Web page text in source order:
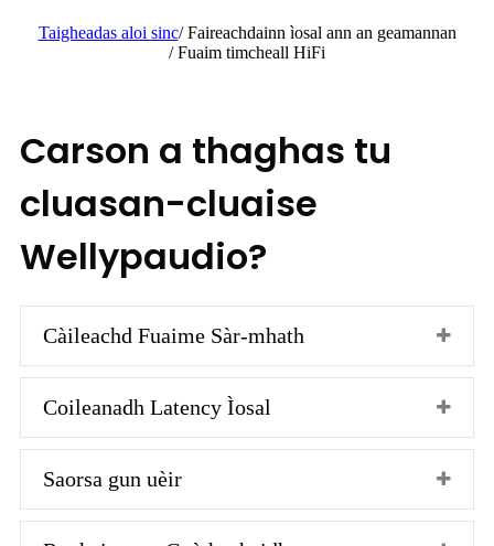
Taigheadas aloi sinc/ Faireachdainn ìosal ann an geamannan
/ Fuaim timcheall HiFi
Carson a thaghas tu
cluasan-cluaise
Wellypaudio?
Càileachd Fuaime Sàr-mhath
Coileanadh Latency Ìosal
Saorsa gun uèir